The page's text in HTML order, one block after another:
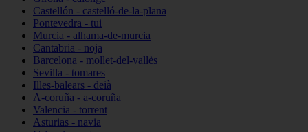
Castellón - castelló-de-la-plana
Pontevedra - tui
Murcia - alhama-de-murcia
Cantabria - noja
Barcelona - mollet-del-vallès
Sevilla - tomares
Illes-balears - deià
A-coruña - a-coruña
Valencia - torrent
Asturias - navia